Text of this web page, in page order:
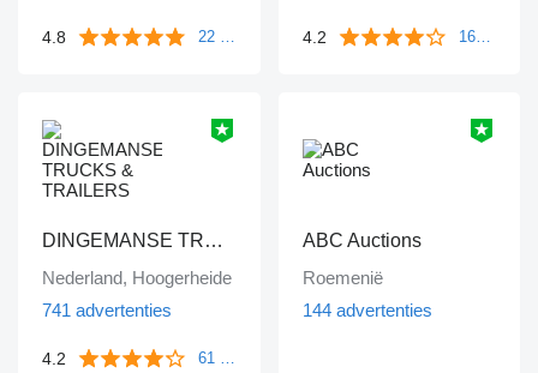
4.8 22 beoordelingen 4.2 1671 beoordelingen
DINGEMANSE TRUCKS & TRAILERS
Nederland, Hoogerheide
741 advertenties
4.2 61 beoordelingen
ABC Auctions
Roemenië
144 advertenties